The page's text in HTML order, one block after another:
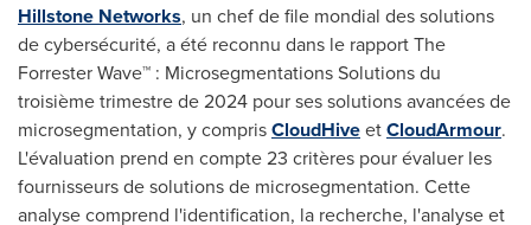
Hillstone Networks, un chef de file mondial des solutions
de cybersécurité, a été reconnu dans le rapport The
Forrester Wave™ : Microsegmentations Solutions du
troisième trimestre de 2024 pour ses solutions avancées de
microsegmentation, y comprisCloudHiveetCloudArmour.
L'évaluation prend en compte 23 critères pour évaluer les
fournisseurs de solutions de microsegmentation. Cette
analyse comprend l'identification, la recherche, l'analyse et